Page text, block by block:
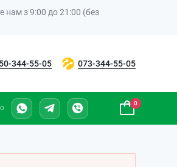
нам з 9:00 до 21:00 (без
344-55-05 073-344-55-05
0